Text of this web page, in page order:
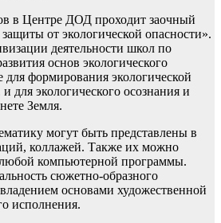
в Центре ДОД проходит заочный
от экологической опасности».
деятельности школ по
основ экологического
формирования экологической
для экологического осознания и
Земля.
могут быть представлены в
коллажей. Также их можно
компьютерной программы.
сюжетно-образного
основами художественной
исполнения.